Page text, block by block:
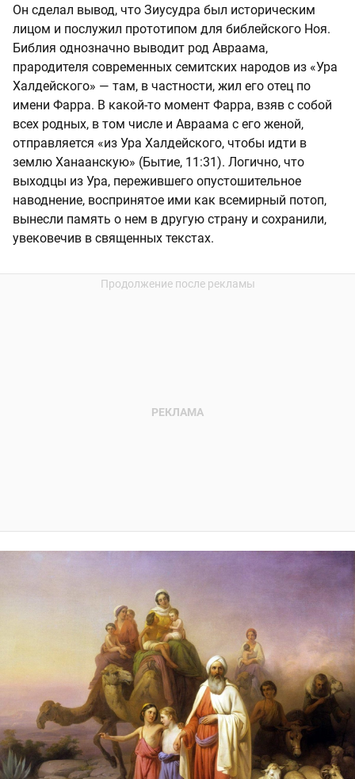
Он сделал вывод, что Зиусудра был историческим
лицом и послужил прототипом для библейского Ноя.
Библия однозначно выводит род Авраама,
прародителя современных семитских народов из «Ура
Халдейского» — там, в частности, жил его отец по
имени Фарра. В какой-то момент Фарра, взяв с собой
всех родных, в том числе и Авраама с его женой,
отправляется «из Ура Халдейского, чтобы идти в
землю Ханаанскую» (Бытие, 11:31). Логично, что
выходцы из Ура, пережившего опустошительное
наводнение, воспринятое ими как всемирный потоп,
вынесли память о нем в другую страну и сохранили,
увековечив в священных текстах.